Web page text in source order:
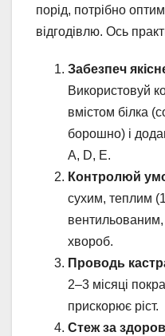
порід, потрібно
відгодівлю. Ось
Забезпеч
Використовуй
вмістом білка
борошно) і
A, D, E.
Контролюй
сухим, теплим
хвороб.
Проводь
2–3 місяці
прискорює ріст.
Стеж за